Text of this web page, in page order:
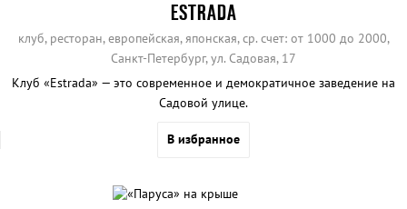
ESTRADA
клуб, ресторан,европейская,японская, ср. счет: от 1000 до 2000,
Санкт-Петербург, ул. Cадовая, 17
Клуб «Estrada» — это современное и демократичное заведение на
Садовой улице.
В избранное